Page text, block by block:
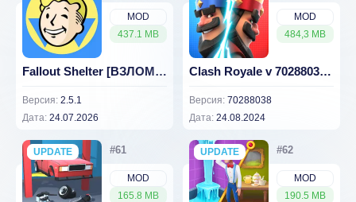
MOD
437.1 MB
Fallout Shelter [ВЗЛОМ, много денег]
Версия: 2.5.1
Дата: 24.07.2026
MOD
484,3 MB
Clash Royale v 70288038 [ВЗЛОМ на деньги]
Версия: 70288038
Дата: 24.08.2024
MOD
165.8 MB
UPDATE
NEW
MOD
190.5 MB
UPDATE
NEW